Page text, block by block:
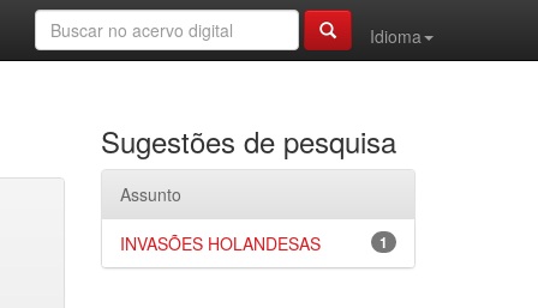
Idioma
Sugestões de pesquisa
Assunto
1
INVASÕES HOLANDESAS